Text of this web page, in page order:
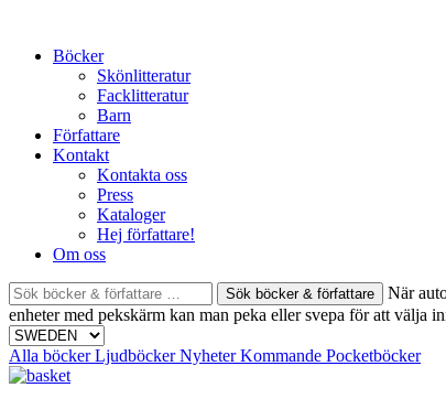
contentBöcker
Skönlitteratur
Facklitteratur
Barn
Författare
Kontakt
Kontakta oss
Press
Kataloger
Hej författare!
Om oss
Sök
böcker
&
författare
efter:
När
enheter med pekskärm kan man peka eller svepa för att välja
Alla böckerLjudböckerNyheterKommande Pocketböcker